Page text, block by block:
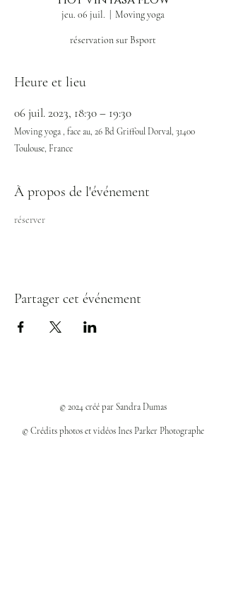
jeu. 06 juil. Moving yoga
réservation sur Bsport
Heure et lieu
06 juil. 2023, 18:30 – 19:30
Moving yoga , face au, 26 Bd Griffoul Dorval, 31400
Toulouse, France
À propos de l'événement
réserver
Partager cet événement
© 2024 créé par Sandra Dumas
© Crédits photos et vidéos Ines Parker Photographe